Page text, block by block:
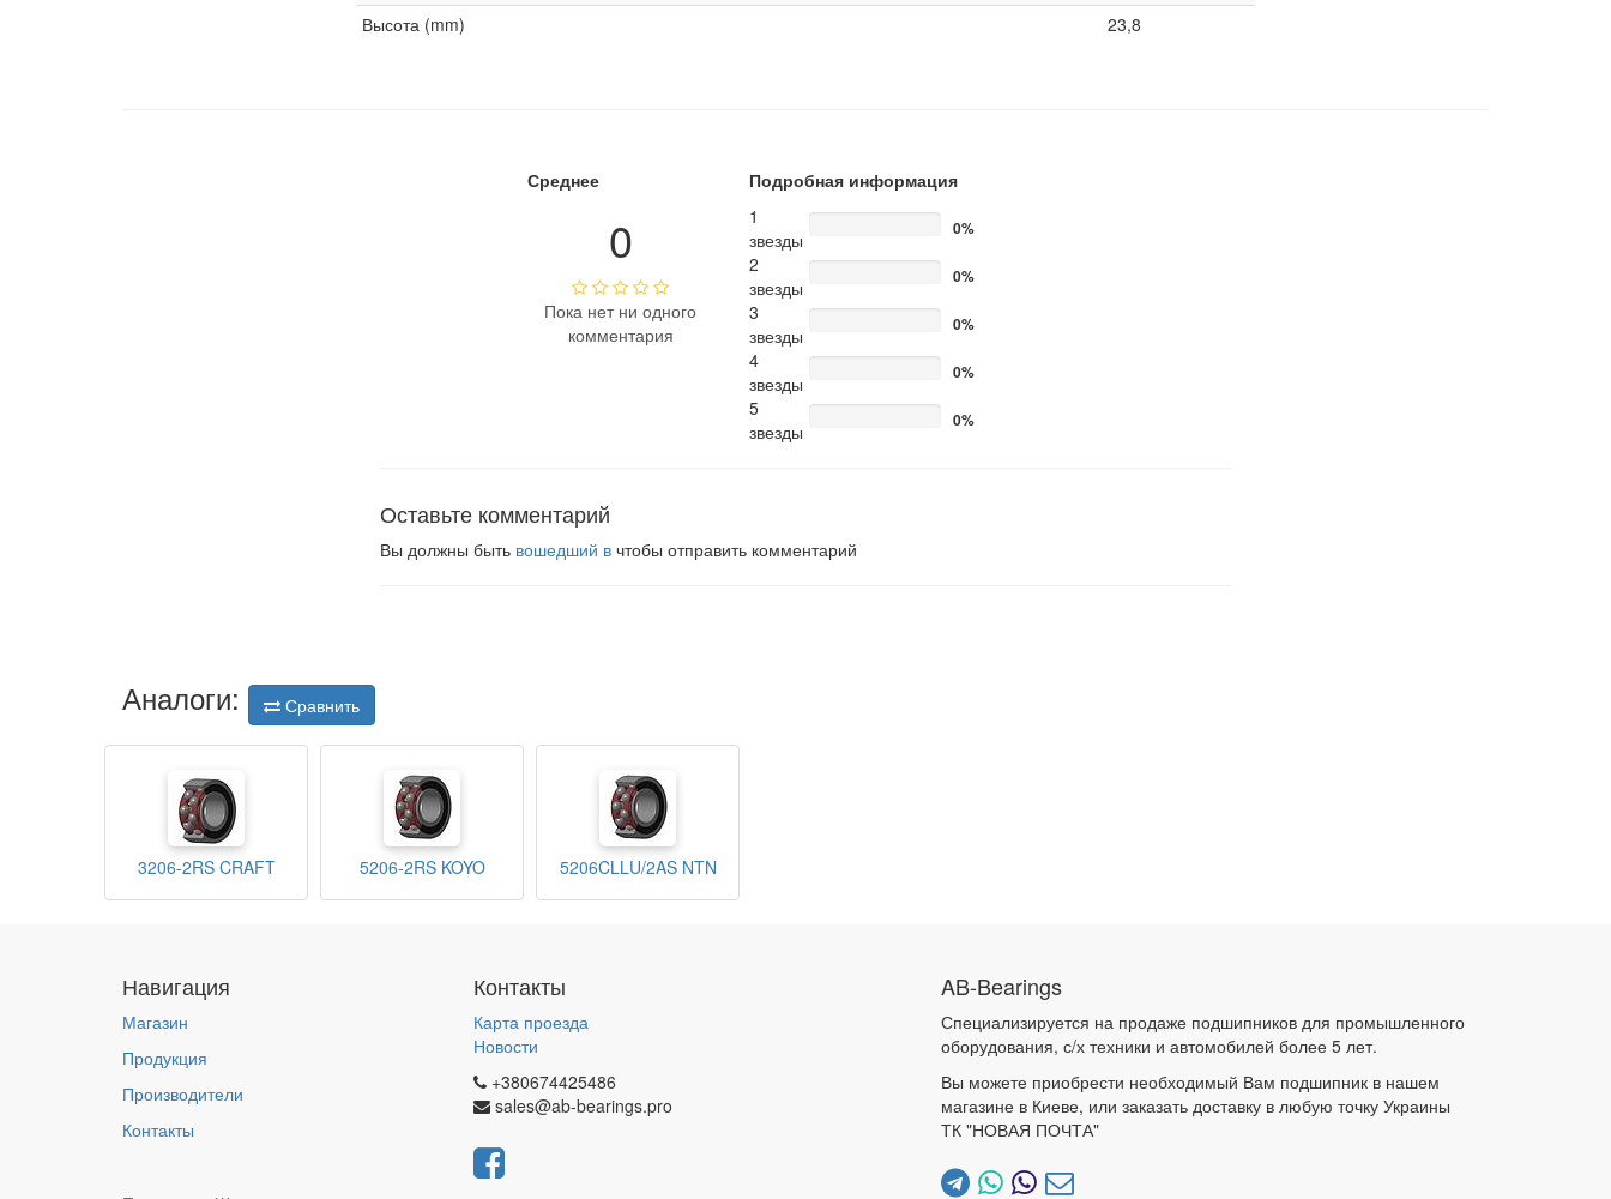
Высота (mm)
23,8
Среднее
0
Пока нет ни одного
комментария
Подробная информация
1
звезды
0%
2
звезды
0%
3
звезды
0%
4
звезды
0%
5
звезды
0%
Оставьте комментарий
Вы должны быть вошедший в чтобы отправить комментарий
Аналоги: Сравнить
3206-2RS CRAFT 5206-2RS KOYO 5206CLLU/2AS NTN
Навигация
Магазин
Продукция
Производители
Контакты
Контакты
Карта проезда
Новости
+380674425486
sales@ab-bearings.pro
AB-Bearings
Специализируется на продаже подшипников для промышленного
оборудования, с/х техники и автомобилей более 5 лет.
Вы можете приобрести необходимый Вам подшипник в нашем
магазине в Киеве, или заказать доставку в любую точку Украины
ТК "НОВАЯ ПОЧТА"